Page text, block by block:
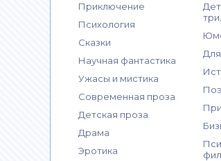
Приключение
Психология
Сказки
Научная фантастика
Ужасы и мистика
Современная проза
Детская проза
Драма
Эротика